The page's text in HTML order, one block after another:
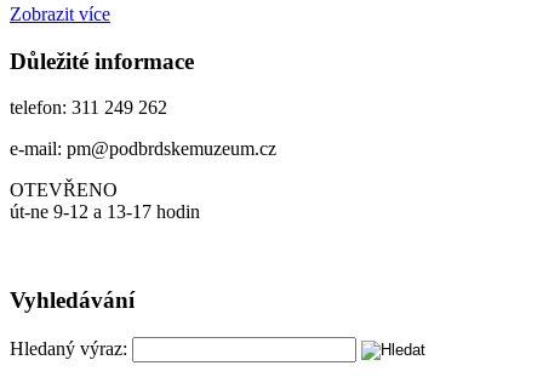
Zobrazit více
Důležité informace
telefon: 311 249 262
e-mail: pm@podbrdskemuzeum.cz
OTEVŘENO
út-ne 9-12 a 13-17 hodin
Vyhledávání
Hledaný výraz: